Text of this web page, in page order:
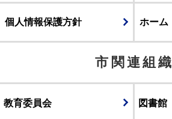
個人情報保護方針 ホーム
市関連組織
教育委員会 図書館